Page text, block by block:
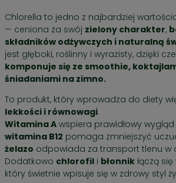
Chlorella to jedno z najbardziej
— ceniona za swój zielony charakter,
składników odżywczych i naturalną
jest głęboki, roślinny i wyrazisty, dzięki
komponuje się ze smoothie,
śniadaniami na zimno.
To produkt, który wprowadza do diety
lekkości i równowagi.
Witamina A wspiera prawidłowy
witamina B12 pomaga zmniejszyć
żelazo odpowiada za transport tlenu w
Dodatkowo chlorofil i błonnik łączą
który świetnie wpisuje się w zdrowy styl